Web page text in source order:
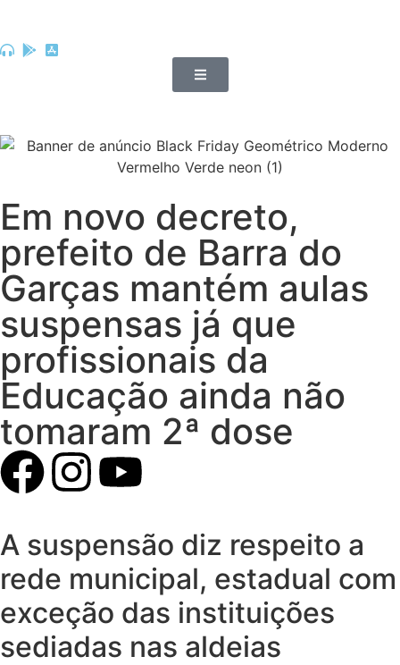
Em novo decreto,
prefeito de Barra do
Garças mantém aulas
suspensas já que
profissionais da
Educação ainda não
tomaram 2ª dose
A suspensão diz respeito a
rede municipal, estadual com
exceção das instituições
sediadas nas aldeias